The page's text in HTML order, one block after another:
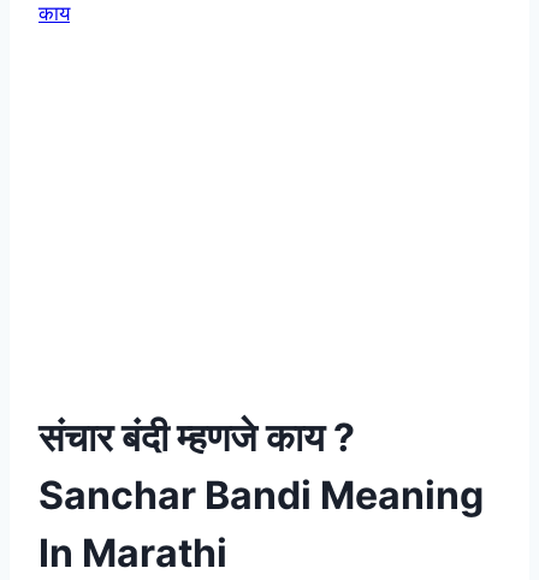
काय
संचार बंदी म्हणजे काय ?
Sanchar Bandi Meaning
In Marathi